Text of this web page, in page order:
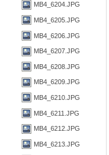
MB4_6204.JPG
MB4_6205.JPG
MB4_6206.JPG
MB4_6207.JPG
MB4_6208.JPG
MB4_6209.JPG
MB4_6210.JPG
MB4_6211.JPG
MB4_6212.JPG
MB4_6213.JPG